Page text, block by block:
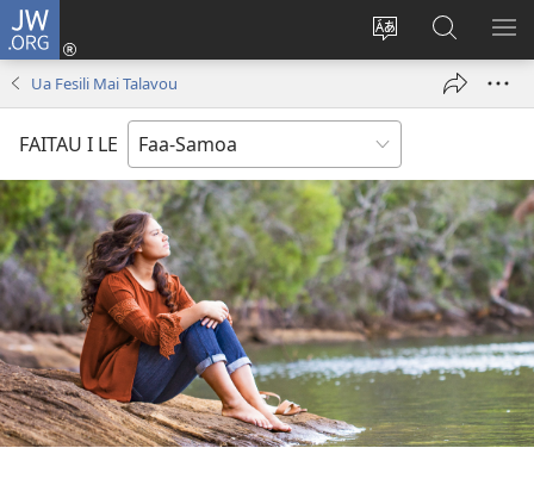
JW.ORG
Sui
gagana
o
le
upega
tafaʻilagi
Log
isi
Suʻe
le
Ua Fesili Mai Talavou
FAITAU I LE